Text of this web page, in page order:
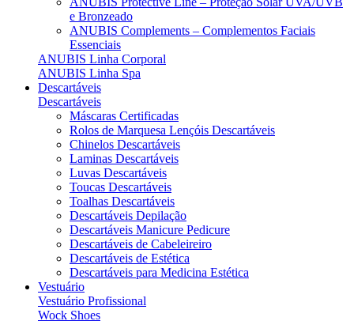
e Bronzeado
ANUBIS Complements – Complementos Faciais
Essenciais
ANUBIS Linha Corporal
ANUBIS Linha Spa
Descartáveis
Descartáveis
Máscaras Certificadas
Rolos de Marquesa Lençóis Descartáveis
Chinelos Descartáveis
Laminas Descartáveis
Luvas Descartáveis
Toucas Descartáveis
Toalhas Descartáveis
Descartáveis Depilação
Descartáveis Manicure Pedicure
Descartáveis de Cabeleireiro
Descartáveis de Estética
Descartáveis para Medicina Estética
Vestuário
Vestuário Profissional
Wock Shoes